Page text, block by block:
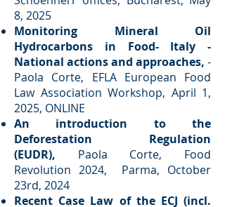
8, 2025​
Monitoring Mineral Oil
Hydrocarbons in Food- Italy -
National actions and approaches, -
Paola Corte, EFLA European Food
Law Association Workshop, April 1,
2025, ONLINE​
An introduction to the
Deforestation Regulation
(EUDR), Paola Corte, Food
Revolution 2024, Parma, October
23rd, 2024 ​
Recent Case Law of the ECJ (incl.